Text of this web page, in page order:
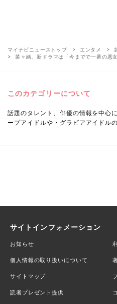
マイナビニューストップ エンタメ
菜々緒、新ドラマは「今までで一番の悪
このカテゴリーについて
話題のタレント、俳優の情報を中心
ープアイドルや・グラビアアイドル
サイトインフォメーション
お知らせ
個人情報の取り扱いについて
サイトマップ
読者プレゼント提供